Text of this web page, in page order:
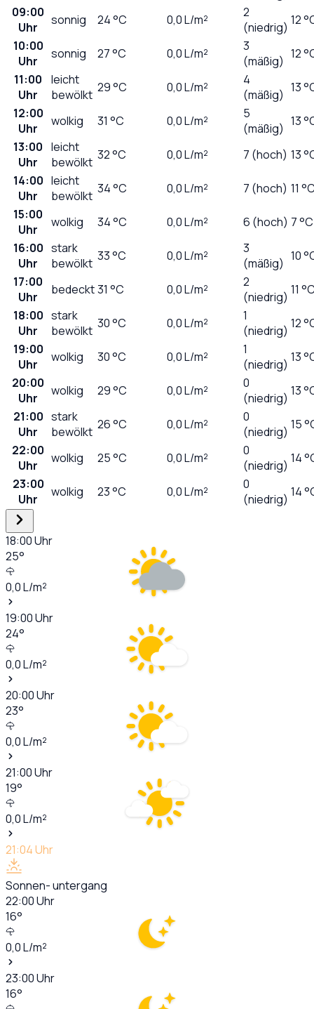
09:00
Uhr
sonnig 24°C 0,0L/m²
2
(niedrig) 12
10:00
Uhr
sonnig 27°C 0,0L/m²
3
(mäßig) 12
11:00
Uhr
leicht
bewölkt 29°C 0,0L/m²
4
(mäßig) 13
12:00
Uhr
wolkig 31 °C 0,0L/m²
5
(mäßig) 13
13:00
Uhr
leicht
bewölkt 32°C 0,0L/m² 7 (hoch) 13
14:00
Uhr
leicht
bewölkt 34°C 0,0L/m² 7 (hoch) 11
15:00
Uhr
wolkig 34°C 0,0L/m² 6 (hoch) 7 °C
16:00
Uhr
stark
bewölkt 33°C 0,0L/m²
3
(mäßig) 10
17:00
Uhr
bedeckt31 °C 0,0L/m²
2
(niedrig) 11
18:00
Uhr
stark
bewölkt 30°C 0,0L/m²
1
(niedrig) 12
19:00
Uhr
wolkig 30°C 0,0L/m²
1
(niedrig) 13
20:00
Uhr
wolkig 29°C 0,0L/m²
0
(niedrig) 13
21:00
Uhr
stark
bewölkt 26°C 0,0L/m²
0
(niedrig) 15
22:00
Uhr
wolkig 25°C 0,0L/m²
0
(niedrig) 14
23:00
Uhr
wolkig 23°C 0,0L/m²
0
(niedrig) 14
18:00Uhr
25°
0,0L/m²
19:00Uhr
24°
0,0L/m²
20:00Uhr
23°
0,0L/m²
21:00Uhr
19°
0,0L/m²
21:04Uhr
Sonnen- untergang
22:00Uhr
16°
0,0L/m²
23:00Uhr
16°